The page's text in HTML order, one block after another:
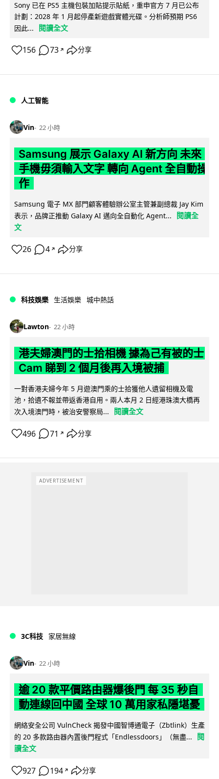
Sony 已在 PS5 主機包裝加貼提示貼紙，重申官方 7 月已公布
計劃：2028 年 1 月起停產新遊戲實體光碟。分析師預期 PS6
因此...
閱讀全文
156 73 ↗ 分享
人工智能
Vin 22 小時
Samsung 展示 Galaxy AI 新方向 未來
手機毋須輸入文字 轉向 Agent 全自動操
作
Samsung 電子 MX 部門顧客體驗辦公室主管兼副總裁 Jay Kim
表示，品牌正推動 Galaxy AI 邁向全自動化 Agent...
閱讀全
文
26 4 ↗ 分享
科技娛樂 生活娛樂 城中熱話
Lawton 22 小時
港夫婦澳門的士拾相機 據為己有被的士
Cam 睇到 2 個月後再入境被捕
一對香港夫婦今年 5 月遊澳門乘的士拾獲他人遺留相機及電
池，拾遺不報並帶返香港自用。兩人本月 2 日經港珠澳大橋再
次入境澳門時，被治安警察局...
閱讀全文
496 71 ↗ 分享
ADVERTISEMENT
3C科技 家居無線
Vin 22 小時
逾 20 款平價路由器爆後門 每 35 秒自
動連線回中國 全球 10 萬用家私隱堪憂
網絡安全公司 VulnCheck 揭發中國智博通電子（Zbtlink）生產
的 20 多款路由器內置後門程式「Endlessdoors」（無盡...
閱
讀全文
927 194 ↗ 分享